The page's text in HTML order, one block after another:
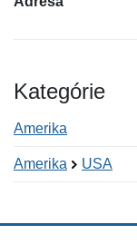
Kategórie
Amerika
Amerika USA